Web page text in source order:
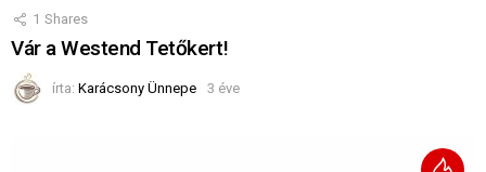
1 Shares
Vár a Westend Tetőkert!
írta: Karácsony Ünnepe 3 éve